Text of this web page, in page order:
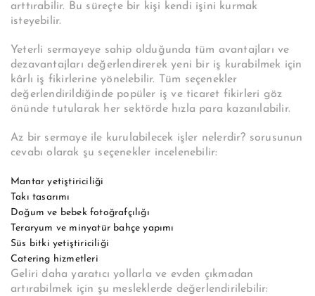
arttırabilir. Bu süreçte bir kişi kendi işini kurmak
isteyebilir.
Yeterli sermayeye sahip olduğunda tüm avantajları ve
dezavantajları değerlendirerek yeni bir iş kurabilmek için
kârlı iş fikirlerine yönelebilir. Tüm seçenekler
değerlendirildiğinde popüler iş ve ticaret fikirleri göz
önünde tutularak her sektörde hızla para kazanılabilir.
Az bir sermaye ile kurulabilecek işler nelerdir? sorusunun
cevabı olarak şu seçenekler incelenebilir:
Mantar yetiştiriciliği
Takı tasarımı
Doğum ve bebek fotoğrafçılığı
Teraryum ve minyatür bahçe yapımı
Süs bitki yetiştiriciliği
Catering hizmetleri
Geliri daha yaratıcı yollarla ve evden çıkmadan
artırabilmek için şu mesleklerde değerlendirilebilir: